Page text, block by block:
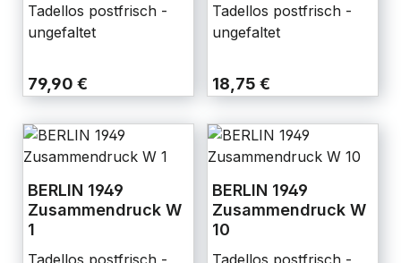
Tadellos postfrisch -
ungefaltet
79,90 €
Tadellos postfrisch -
ungefaltet
18,75 €
BERLIN 1949
Zusammendruck W
1
Tadellos postfrisch -
BERLIN 1949
Zusammendruck W
10
Tadellos postfrisch -